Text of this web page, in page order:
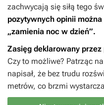
zachwycają się siłą tego
pozytywnych opinii
„zamienia noc w dzień”.
Zasięg deklarowany
Czy to możliwe? Patrząc
napisał, że bez trudu
metrów, co brzmi